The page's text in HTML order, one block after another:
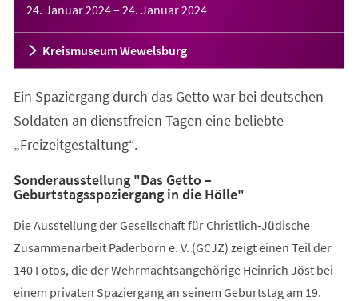
24. Januar 2024– 24. Januar 2024
Kreismuseum Wewelsburg
Ein Spaziergang durch das Getto war bei deutschen
Soldaten an dienstfreien Tagen eine beliebte
„Freizeitgestaltung“.
Sonderausstellung "Das Getto –
Geburtstagsspaziergang in die Hölle"
Die Ausstellung der Gesellschaft für Christlich-Jüdische
Zusammenarbeit Paderborn e. V. (GCJZ) zeigt einen Teil der
140 Fotos, die der Wehrmachtsangehörige Heinrich Jöst bei
einem privaten Spaziergang an seinem Geburtstag am 19.